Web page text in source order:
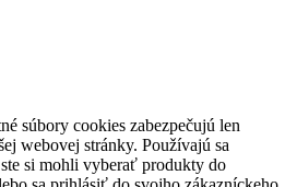
súbory cookies zabezpečujú len
webovej stránky. Používajú sa
si mohli vyberať produkty do